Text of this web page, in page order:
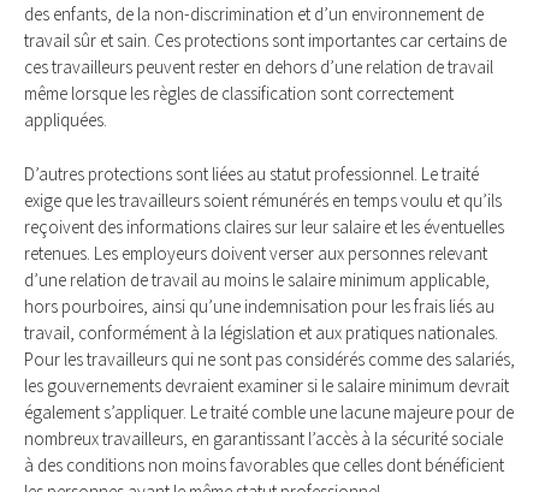
des enfants, de la non-discrimination et d’un environnement de
travail sûr et sain. Ces protections sont importantes car certains de
ces travailleurs peuvent rester en dehors d’une relation de travail
même lorsque les règles de classification sont correctement
appliquées.
D’autres protections sont liées au statut professionnel. Le traité
exige que les travailleurs soient rémunérés en temps voulu et qu’ils
reçoivent des informations claires sur leur salaire et les éventuelles
retenues. Les employeurs doivent verser aux personnes relevant
d’une relation de travail au moins le salaire minimum applicable,
hors pourboires, ainsi qu’une indemnisation pour les frais liés au
travail, conformément à la législation et aux pratiques nationales.
Pour les travailleurs qui ne sont pas considérés comme des salariés,
les gouvernements devraient examiner si le salaire minimum devrait
également s’appliquer. Le traité comble une lacune majeure pour de
nombreux travailleurs, en garantissant l’accès à la sécurité sociale
à des conditions non moins favorables que celles dont bénéficient